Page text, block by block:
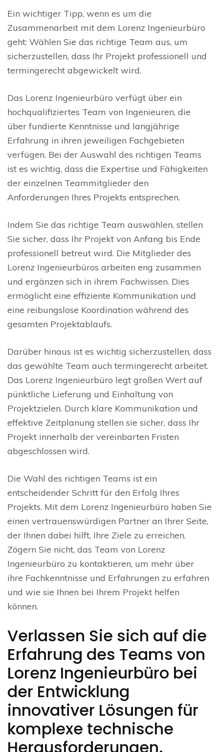
Ein wichtiger Tipp, wenn es um die
Zusammenarbeit mit dem Lorenz Ingenieurbüro
geht: Wählen Sie das richtige Team aus, um
sicherzustellen, dass Ihr Projekt professionell und
termingerecht abgewickelt wird.
Das Lorenz Ingenieurbüro verfügt über ein
hochqualifiziertes Team von Ingenieuren, die
über fundierte Kenntnisse und langjährige
Erfahrung in ihren jeweiligen Fachgebieten
verfügen. Bei der Auswahl des richtigen Teams
ist es wichtig, dass die Expertise und Fähigkeiten
der einzelnen Teammitglieder den
Anforderungen Ihres Projekts entsprechen.
Indem Sie das richtige Team auswählen, stellen
Sie sicher, dass Ihr Projekt von Anfang bis Ende
professionell betreut wird. Die Mitglieder des
Lorenz Ingenieurbüros arbeiten eng zusammen
und ergänzen sich in ihrem Fachwissen. Dies
ermöglicht eine effiziente Kommunikation und
eine reibungslose Koordination während des
gesamten Projektablaufs.
Darüber hinaus ist es wichtig sicherzustellen, dass
das gewählte Team auch termingerecht arbeitet.
Das Lorenz Ingenieurbüro legt großen Wert auf
pünktliche Lieferung und Einhaltung von
Projektzielen. Durch klare Kommunikation und
effektive Zeitplanung stellen sie sicher, dass Ihr
Projekt innerhalb der vereinbarten Fristen
abgeschlossen wird.
Die Wahl des richtigen Teams ist ein
entscheidender Schritt für den Erfolg Ihres
Projekts. Mit dem Lorenz Ingenieurbüro haben Sie
einen vertrauenswürdigen Partner an Ihrer Seite,
der Ihnen dabei hilft, Ihre Ziele zu erreichen.
Zögern Sie nicht, das Team von Lorenz
Ingenieurbüro zu kontaktieren, um mehr über
ihre Fachkenntnisse und Erfahrungen zu erfahren
und wie sie Ihnen bei Ihrem Projekt helfen
können.
Verlassen Sie sich auf die
Erfahrung des Teams von
Lorenz Ingenieurbüro bei
der Entwicklung
innovativer Lösungen für
komplexe technische
Herausforderungen.